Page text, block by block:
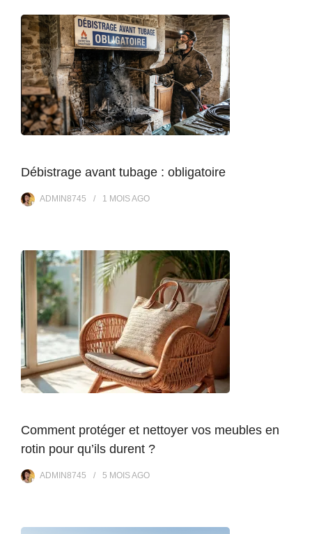
Débistrage avant tubage : obligatoire
ADMIN8745 1 MOISAGO
Comment protéger et nettoyer vos meubles en
rotin pour qu’ils durent ?
ADMIN8745 5 MOISAGO